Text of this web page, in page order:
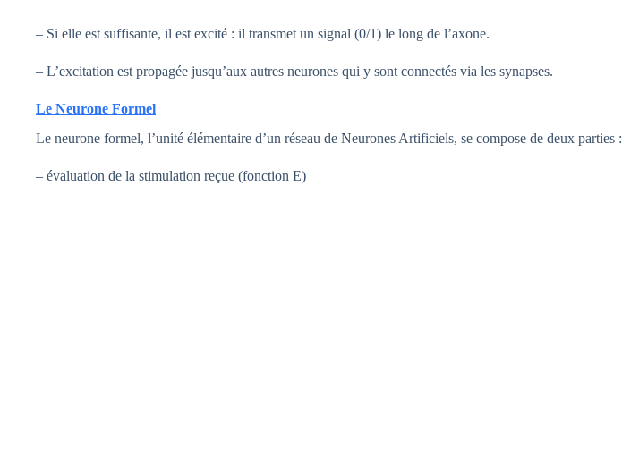
– Si elle est suffisante, il est excité : il transmet un signal (0/1) le long de l’axone.
– L’excitation est propagée jusqu’aux autres neurones qui y sont connectés via les synapses.
Le Neurone Formel
Le neurone formel, l’unité élémentaire d’un réseau de Neurones Artificiels, se compose de deux parties :
– évaluation de la stimulation reçue (fonction E)